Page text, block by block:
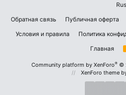
Обратная связь
Публичная оферта
Условия и правила
Политика
Главная
Community platform by XenForo® ©
XenForo theme